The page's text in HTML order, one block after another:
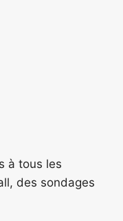
à tous les
des sondages